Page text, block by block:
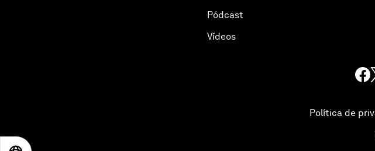
Pódcast
Vídeos
Política de